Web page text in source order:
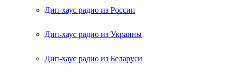
Дип-хаус радио из России
Дип-хаус радио из Украины
Дип-хаус радио из Беларуси